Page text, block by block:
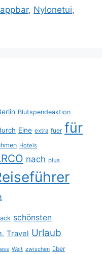
, Nylonetui,
Blutspendeaktion
Eine extra fuer für
Hotels
nach plus
schönsten
Travel Urlaub
Welt zwischen über